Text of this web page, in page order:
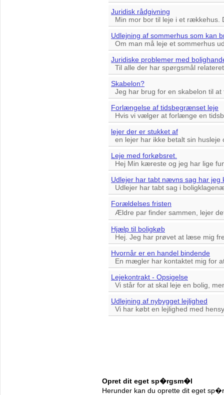
Juridisk rådgivning
Min mor bor til leje i et rækkehus.
Udlejning af sommerhus som kan
Om man må leje et sommerhus
Juridiske problemer med
Til alle der har spørgsmål
Skabelon?
Jeg har brug for en skabelon til
Forlængelse af tidsbegrænset leje
Hvis vi vælger at forlænge en
lejer der er stukket af
en lejer har ikke betalt sin
Leje med forkøbsret.
Hej Min kæreste og jeg har lige
Udlejer har tabt nævns sag har jeg
Udlejer har tabt sag i
Forældelses fristen
Ældre par finder sammen, lejer
Hjælp til boligkøb
Hej. Jeg har prøvet at læse mig
Hvornår er en handel bindende
En mægler har kontaktet mig for
Lejekontrakt - Opsigelse
Vi står for at skal leje en bolig,
Udlejning af nybygget lejlighed
Vi har købt en lejlighed med
Opret dit eget sp�rgsm�l
Herunder kan du oprette dit eget